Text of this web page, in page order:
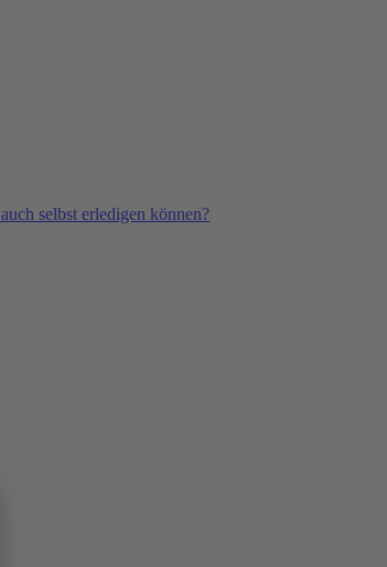
selbst erledigen können?